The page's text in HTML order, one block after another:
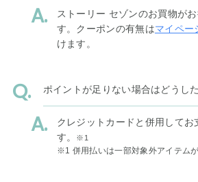
ストーリー セゾンのお買物が
す。クーポンの有無はマイペー
けます。
ポイントが足りない場合はどうし
クレジットカードと併用してお
す。
※1
※1 併用払いは一部対象外アイテム